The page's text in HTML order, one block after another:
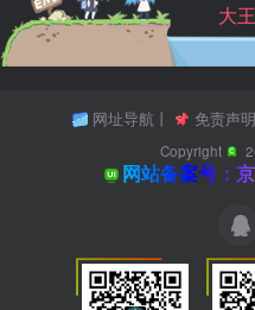
大
网址导航丨 免责声明
Copyright
网站备案号：